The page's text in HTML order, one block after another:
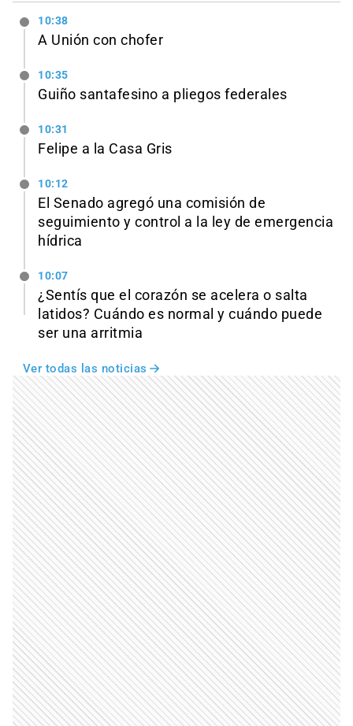
10:38
A Unión con chofer
10:35
Guiño santafesino a pliegos federales
10:31
Felipe a la Casa Gris
10:12
El Senado agregó una comisión de
seguimiento y control a la ley de emergencia
hídrica
10:07
¿Sentís que el corazón se acelera o salta
latidos? Cuándo es normal y cuándo puede
ser una arritmia
Ver todas las noticias